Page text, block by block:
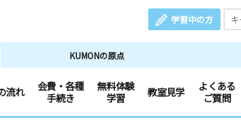
学習中の方
KUMONの原点
流れ
会費・各種
手続き
無料体験
学習
教室見学
よくある
ご質問